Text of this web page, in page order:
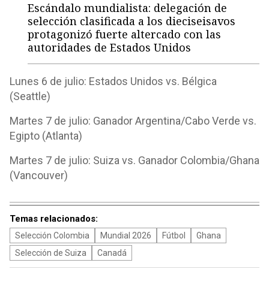
Escándalo mundialista: delegación de
selección clasificada a los dieciseisavos
protagonizó fuerte altercado con las
autoridades de Estados Unidos
Lunes 6 de julio: Estados Unidos vs. Bélgica
(Seattle)
Martes 7 de julio: Ganador Argentina/Cabo Verde vs.
Egipto (Atlanta)
Martes 7 de julio: Suiza vs. Ganador Colombia/Ghana
(Vancouver)
Temas relacionados:
Selección Colombia Mundial 2026 Fútbol
Ghana
Selección de Suiza
Canadá